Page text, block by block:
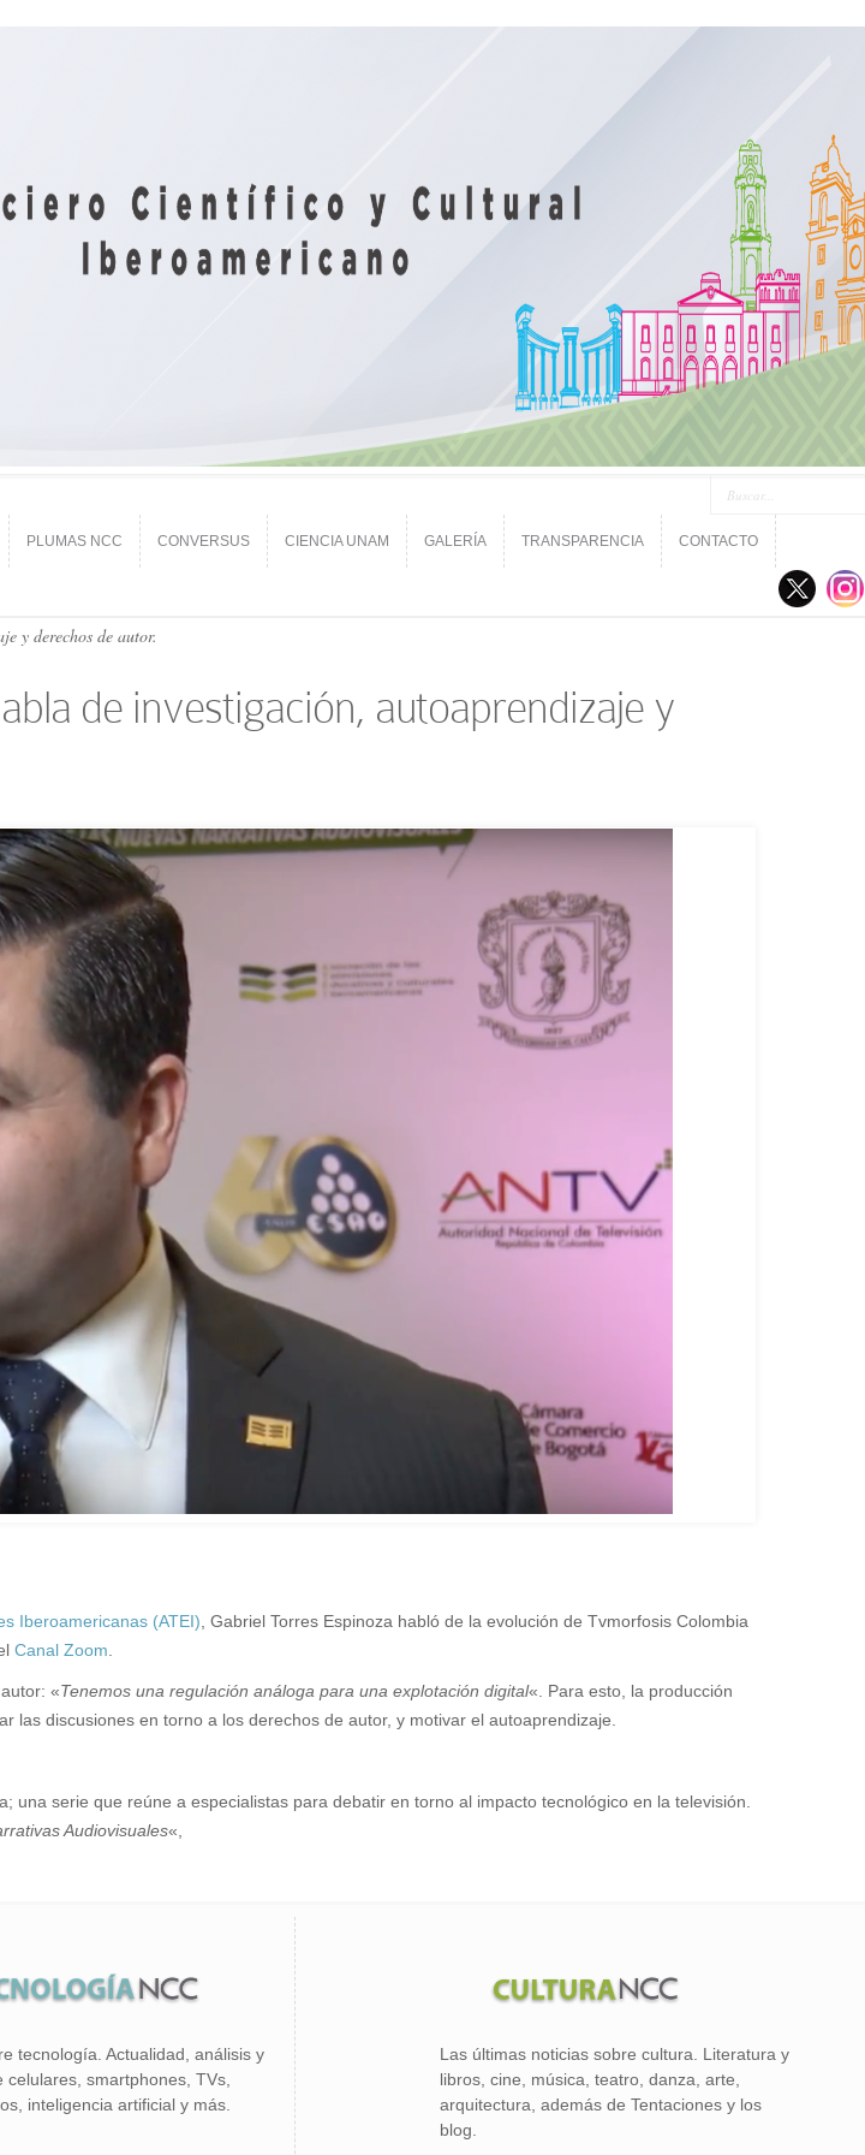
PLUMAS NCC CONVERSUS CIENCIA UNAM GALERÍA TRANSPARENCIA CONTACTO
y derechos de autor.
de investigación, autoaprendizaje y
Iberoamericanas (ATEI) , Gabriel Torres Espinoza habló de la evolución de Tvmorfosis Colombia
Canal Zoom
«Tenemos una regulación análoga para una explotación digital«. Para esto, la producción
discusiones en torno a los derechos de autor, y motivar el autoaprendizaje.
serie que reúne a especialistas para debatir en torno al impacto tecnológico en la televisión.
Audiovisuales«,
tecnología. Actualidad, análisis y
celulares, smartphones, TVs,
inteligencia artificial y más.
Las últimas noticias sobre cultura. Literatura y
libros, cine, música, teatro, danza, arte,
arquitectura, además de Tentaciones y los
blog.